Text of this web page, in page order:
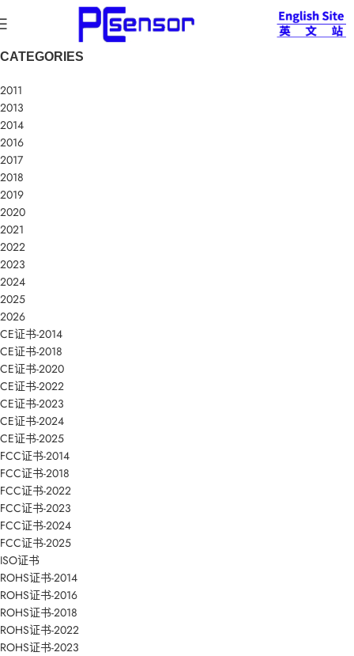
CATEGORIES
2011
2013
2014
2016
2017
2018
2019
2020
2021
2022
2023
2024
2025
2026
CE证书-2014
CE证书-2018
CE证书-2020
CE证书-2022
CE证书-2023
CE证书-2024
CE证书-2025
FCC证书-2014
FCC证书-2018
FCC证书-2022
FCC证书-2023
FCC证书-2024
FCC证书-2025
ISO证书
ROHS证书-2014
ROHS证书-2016
ROHS证书-2018
ROHS证书-2022
ROHS证书-2023